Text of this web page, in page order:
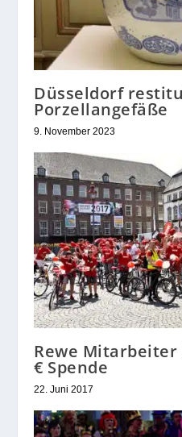
Düsseldorf
Porzellangefäße
9. November 2023
Rewe Mitarbeiter
€ Spende
22. Juni 2017